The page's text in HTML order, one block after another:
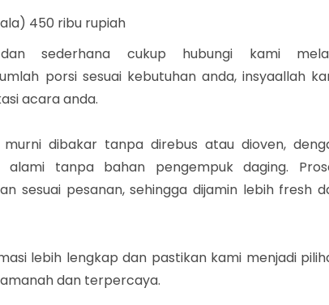
450 ribu rupiah
sederhana cukup hubungi kami
porsi sesuai kebutuhan anda, insyaallah
acara anda.
dibakar tanpa direbus atau dioven,
tanpa bahan pengempuk daging.
sesuai pesanan, sehingga dijamin lebih fresh
lebih lengkap dan pastikan kami menjadi
dan terpercaya.